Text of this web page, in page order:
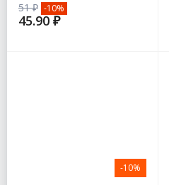
51 ₽ -10%
45.90 ₽
-10%